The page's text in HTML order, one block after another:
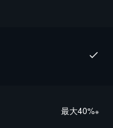
最⼤40%※